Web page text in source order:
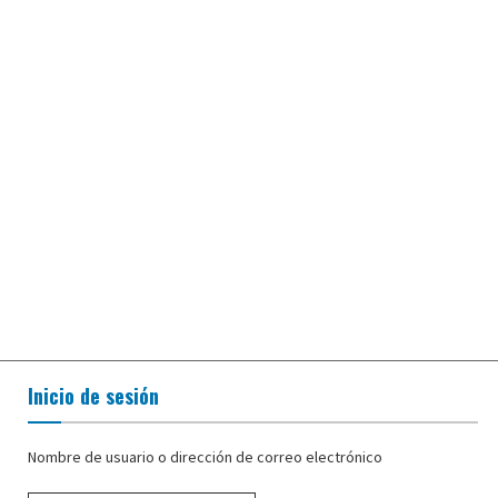
a
Inicio de sesión
Nombre de usuario o dirección de correo electrónico